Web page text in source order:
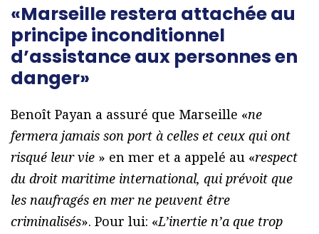
«Marseille restera attachée au
principe inconditionnel
d’assistance aux personnes en
danger»
Benoît Payan a assuré que Marseille «ne
fermera jamais son port à celles et ceux qui ont
risqué leur vie » en mer et a appelé au «respect
du droit maritime international, qui prévoit que
les naufragés en mer ne peuvent être
criminalisés». Pour lui: «L’inertie n’a que trop